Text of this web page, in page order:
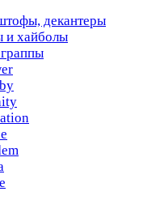
декантеры
хайболы